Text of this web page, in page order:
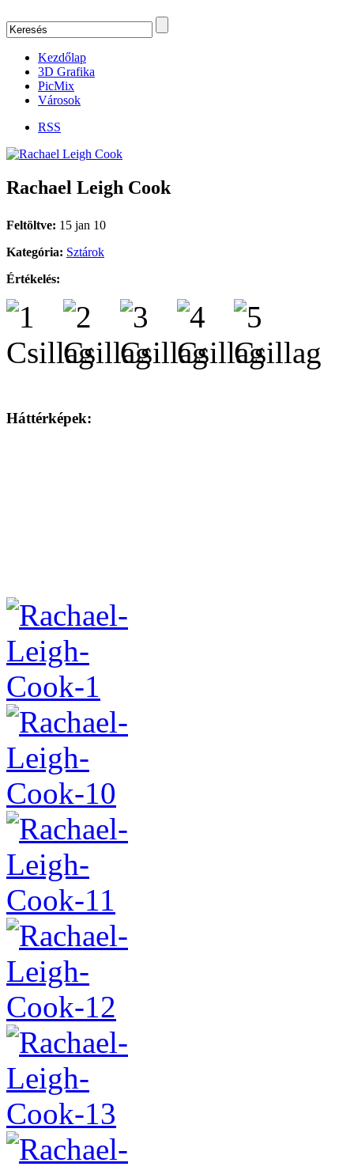
Kezdőlap
3D Grafika
PicMix
Városok
RSS
Rachael Leigh Cook
Feltöltve: 15 jan 10
Kategória: Sztárok
Értékelés:
Háttérképek: